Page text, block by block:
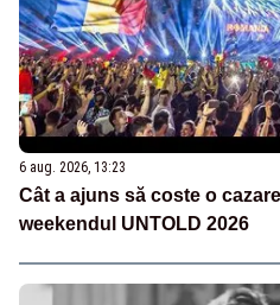
6 aug. 2026, 13:23
Cât a ajuns să coste o
weekendul UNTOLD 2026